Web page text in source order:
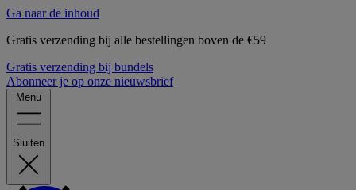
Ga naar de inhoud
Gratis verzending bij alle bestellingen boven de €59
Gratis verzending bij bundels
Abonneer je op onze nieuwsbrief
Menu
Sluiten